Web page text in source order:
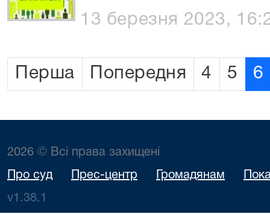
13 березня 2023,
Перша Попередня 4 5 6
2026 © Всі права захищені
Про суд Прес-центр Громадянам
v1.38.1